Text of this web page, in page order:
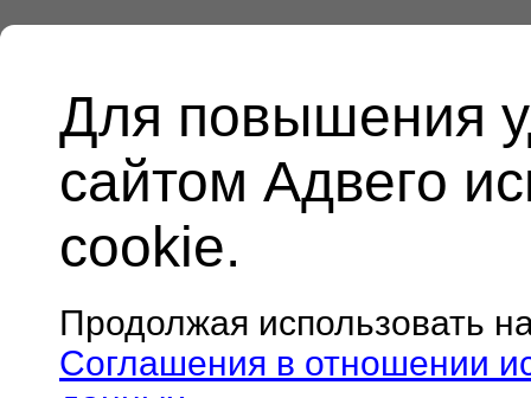
Для повышения
сайтом Адвего
cookie.
Продолжая использовать
Соглашения в отношении